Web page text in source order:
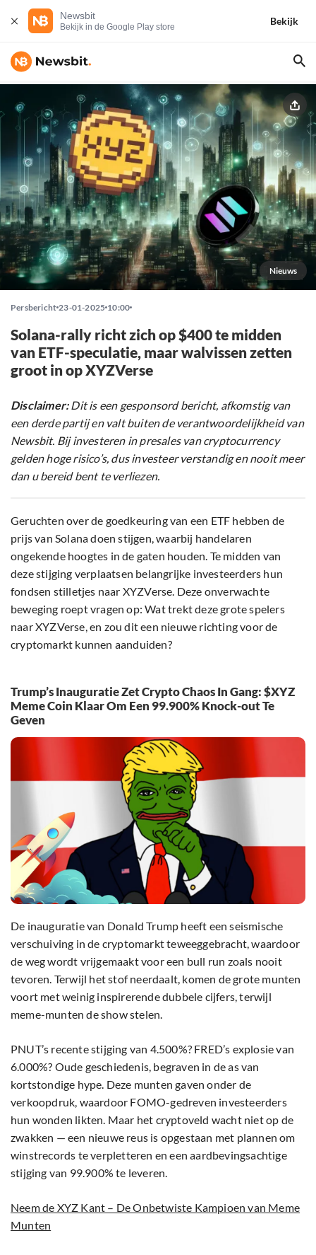
Newsbit
Bekijk in de Google Play store
Bekijk
Nieuws
Persbericht 23-01-2025 10:00
Solana-rally richt zich op $400 te midden
van ETF-speculatie, maar walvissen zetten
groot in op XYZVerse
Disclaimer:Dit is een gesponsord bericht, afkomstig van
een derde partij en valt buiten de verantwoordelijkheid van
Newsbit. Bij investeren in presales van cryptocurrency
gelden hoge risico’s, dus investeer verstandig en nooit meer
dan u bereid bent te verliezen.
Geruchten over de goedkeuring van een ETF hebben de
prijs van Solana doen stijgen, waarbij handelaren
ongekende hoogtes in de gaten houden. Te midden van
deze stijging verplaatsen belangrijke investeerders hun
fondsen stilletjes naar XYZVerse. Deze onverwachte
beweging roept vragen op: Wat trekt deze grote spelers
naar XYZVerse, en zou dit een nieuwe richting voor de
cryptomarkt kunnen aanduiden?
Trump’s Inauguratie Zet Crypto Chaos In Gang: $XYZ
Meme Coin Klaar Om Een 99.900% Knock-out Te
Geven
De inauguratie van Donald Trump heeft een seismische
verschuiving in de cryptomarkt teweeggebracht, waardoor
de weg wordt vrijgemaakt voor een bull run zoals nooit
tevoren. Terwijl het stof neerdaalt, komen de grote munten
voort met weinig inspirerende dubbele cijfers, terwijl
meme-munten de show stelen.
PNUT’s recente stijging van 4.500%? FRED’s explosie van
6.000%? Oude geschiedenis, begraven in de as van
kortstondige hype. Deze munten gaven onder de
verkoopdruk, waardoor FOMO-gedreven investeerders
hun wonden likten. Maar het cryptoveld wacht niet op de
zwakken — een nieuwe reus is opgestaan met plannen om
winstrecords te verpletteren en een aardbevingsachtige
stijging van 99.900% te leveren.
Neem de XYZ Kant – De Onbetwiste Kampioen van Meme
Munten